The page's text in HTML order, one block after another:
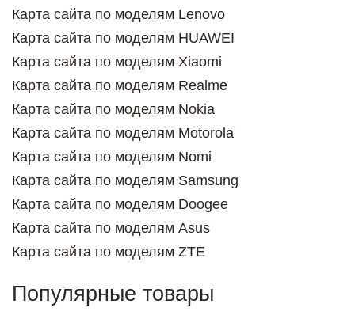
Карта сайта по моделям Lenovo
Карта сайта по моделям HUAWEI
Карта сайта по моделям Xiaomi
Карта сайта по моделям Realme
Карта сайта по моделям Nokia
Карта сайта по моделям Motorola
Карта сайта по моделям Nomi
Карта сайта по моделям Samsung
Карта сайта по моделям Doogee
Карта сайта по моделям Asus
Карта сайта по моделям ZTE
Популярные товары